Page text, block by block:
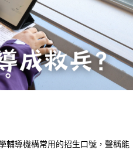
輔導機構常用的招生口號，聲稱能